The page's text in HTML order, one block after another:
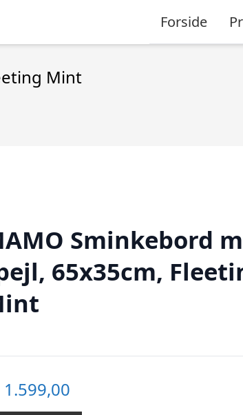
Forside
Mint
Sminkebord
65x35cm,
1.599,00